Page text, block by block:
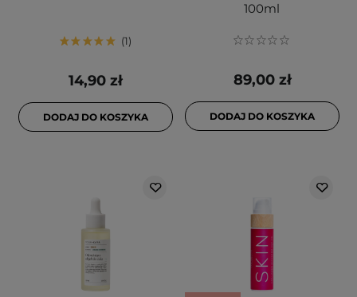
1
14,90 zł
DODAJ DO KOSZYKA
100ml
89,00 zł
DODAJ DO KOSZYKA